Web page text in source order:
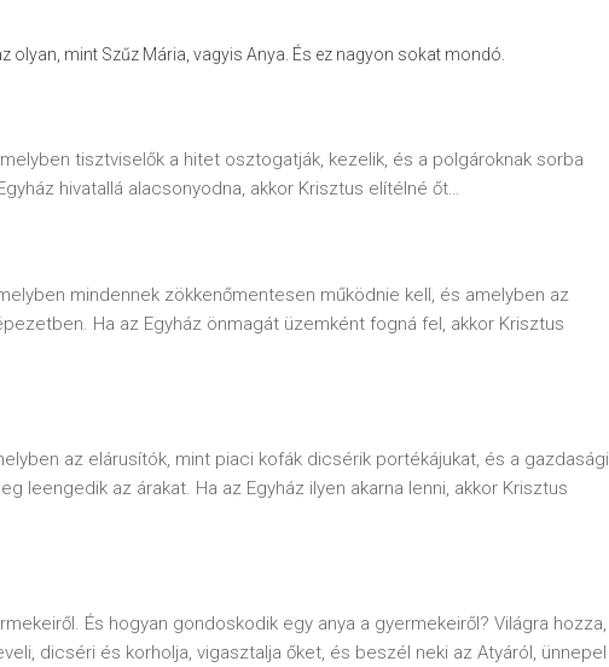
olyan, mint Szűz Mária, vagyis Anya. És ez nagyon sokat mondó.
tisztviselők a hitet osztogatják, kezelik, és a polgároknak sorba
hivatallá alacsonyodna, akkor Krisztus elítélné őt…
mindennek zökkenőmentesen működnie kell, és amelyben az
Ha az Egyház önmagát üzemként fogná fel, akkor Krisztus
az elárusítók, mint piaci kofák dicsérik portékájukat, és a gazdasági
leengedik az árakat. Ha az Egyház ilyen akarna lenni, akkor Krisztus
És hogyan gondoskodik egy anya a gyermekeiről? Világra hozza,
dicséri és korholja, vigasztalja őket, és beszél neki az Atyáról, ünnepel